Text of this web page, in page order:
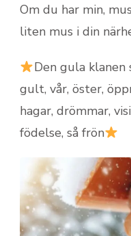
Om du har min,
liten mus i din
Den gula
gult, vår, öster,
hagar, drömmar,
födelse, så frön